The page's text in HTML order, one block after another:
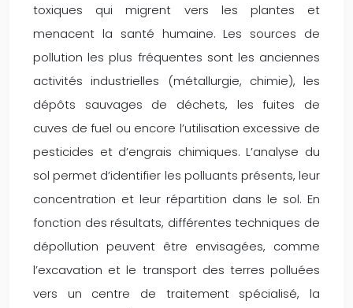
toxiques qui migrent vers les plantes et
menacent la santé humaine. Les sources de
pollution les plus fréquentes sont les anciennes
activités industrielles (métallurgie, chimie), les
dépôts sauvages de déchets, les fuites de
cuves de fuel ou encore l’utilisation excessive de
pesticides et d’engrais chimiques. L’analyse du
sol permet d’identifier les polluants présents, leur
concentration et leur répartition dans le sol. En
fonction des résultats, différentes techniques de
dépollution peuvent être envisagées, comme
l’excavation et le transport des terres polluées
vers un centre de traitement spécialisé, la